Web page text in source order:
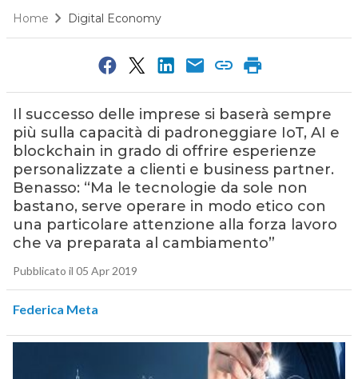
Home Digital Economy
Il successo delle imprese si baserà sempre
più sulla capacità di padroneggiare IoT, AI e
blockchain in grado di offrire esperienze
personalizzate a clienti e business partner.
Benasso: “Ma le tecnologie da sole non
bastano, serve operare in modo etico con
una particolare attenzione alla forza lavoro
che va preparata al cambiamento”
Pubblicato il 05 Apr 2019
Federica Meta